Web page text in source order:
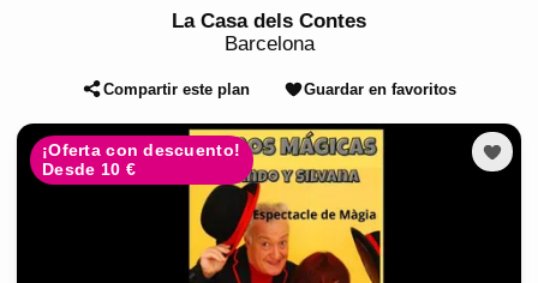
La Casa dels Contes
Barcelona
Compartir este plan Guardar en favoritos
¡Oferta con descuento!
Desde 10 €